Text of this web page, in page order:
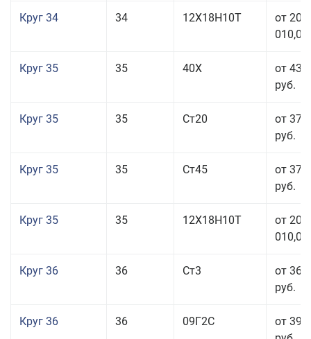
Круг 34 34 12Х18Н10Т
от 208
010,00
Круг 35 35 40Х
от 43
руб.
Круг 35 35 Ст20
от 37
руб.
Круг 35 35 Ст45
от 37
руб.
Круг 35 35 12Х18Н10Т
от 208
010,00
Круг 36 36 Ст3
от 36
руб.
Круг 36 36 09Г2С
от 39